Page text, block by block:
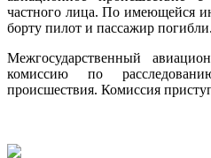
частного лица. По имеющейся
борту пилот и пассажир погибли.
Межгосударственный
комиссию по
происшествия. Комиссия